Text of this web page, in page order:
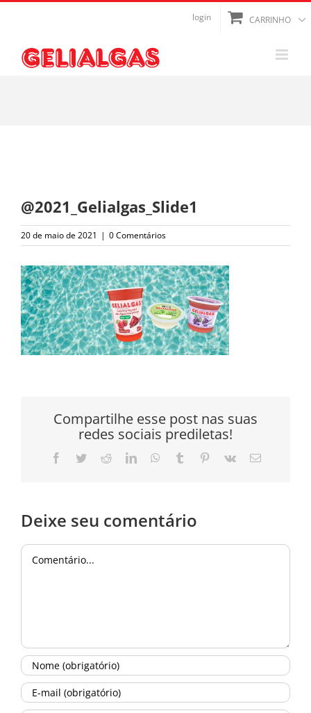
conteúdo
login CARRINHO
@2021_Gelialgas_Slide1
20 de maio de 2021 | 0 Comentários
Compartilhe esse post nas suas
redes sociais prediletas!
Facebook
TwitterRedditLinkedInWhatsApp
Tumblr Pinterest
Vk
E-
Deixe seu comentário
Comentário